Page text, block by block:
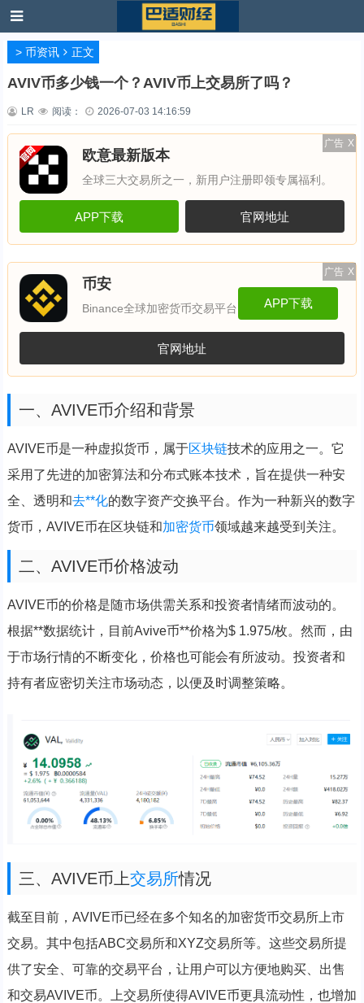
> 币资讯 正文
AVIV币多少钱一个？AVIV币上交易所了吗？
LR 阅读： 2026-07-03 14:16:59
广告 X
欧意最新版本
全球三大交易所之一，新用户注册即领专属福利。
APP下载 官网地址
广告 X
币安
Binance全球加密货币交易平台 APP下载
官网地址
一、AVIVE币介绍和背景
AVIVE币是一种虚拟货币，属于区块链技术的应用之一。它
采用了先进的加密算法和分布式账本技术，旨在提供一种安
全、透明和去**化的数字资产交换平台。作为一种新兴的数字
货币，AVIVE币在区块链和加密货币领域越来越受到关注。
二、AVIVE币价格波动
AVIVE币的价格是随市场供需关系和投资者情绪而波动的。
根据**数据统计，目前Avive币**价格为$ 1.975/枚。然而，由
于市场行情的不断变化，价格也可能会有所波动。投资者和
持有者应密切关注市场动态，以便及时调整策略。
三、AVIVE币上交易所情况
截至目前，AVIVE币已经在多个知名的加密货币交易所上市
交易。其中包括ABC交易所和XYZ交易所等。这些交易所提
供了安全、可靠的交易平台，让用户可以方便地购买、出售
和交易AVIVE币。上交易所使得AVIVE币更具流动性，也增加